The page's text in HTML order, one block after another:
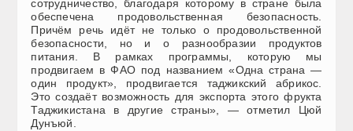
сотрудничество, благодаря которому в стране была
обеспечена продовольственная безопасность.
Причём речь идёт не только о продовольственной
безопасности, но и о разнообразии продуктов
питания. В рамках программы, которую мы
продвигаем в ФАО под названием «Одна страна —
один продукт», продвигается таджикский абрикос.
Это создаёт возможность для экспорта этого фрукта
Таджикистана в другие страны», — отметил Цюй
Дунъюй.